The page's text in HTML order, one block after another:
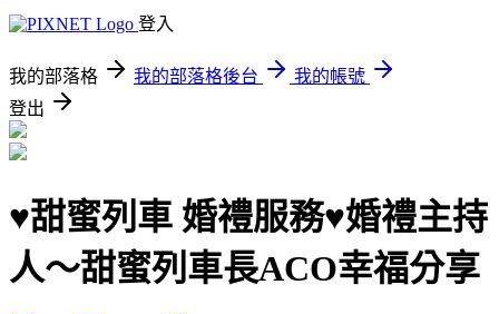
登入
我的部落格 我的部落格後台
我的帳號
登出
♥甜蜜列車 婚禮服務♥婚禮主持
人～甜蜜列車長ACO幸福分享